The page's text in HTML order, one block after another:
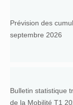
Prévision des
septembre 2026
Bulletin statistique
de la Mobilité T1